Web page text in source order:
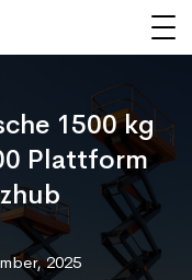
1500 kg
Plattform
2025